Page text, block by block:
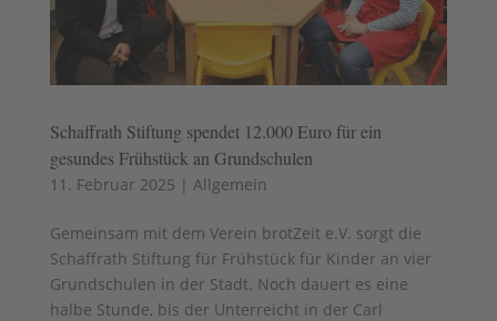
Schaffrath Stiftung spendet 12.000 Euro für ein
gesundes Frühstück an Grundschulen
11. Februar 2025 | Allgemein
Gemeinsam mit dem Verein brotZeit e.V. sorgt die
Schaffrath Stiftung für Frühstück für Kinder an vier
Grundschulen in der Stadt. Noch dauert es eine
halbe Stunde, bis der Unterreicht in der Carl